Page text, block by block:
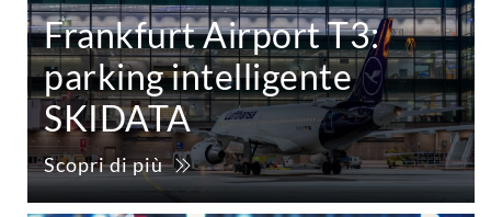
Frankfurt Airport T3:
parking intelligente
SKIDATA
Scopri di più